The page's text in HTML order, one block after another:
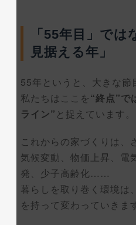
「55年目」で
見据える年」
55年というと、大きな節
私たちはここを“終点”で
ライン” と捉えています。
これからの家づくりは、
気候変動、物価上昇、電
発、少子高齢化……
暮らしを取り巻く環境は
を持って変わっていきま